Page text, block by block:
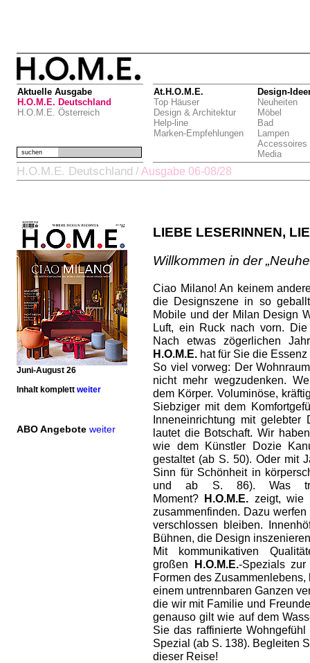
Aktuelle Ausgabe
H.O.M.E. Deutschland
H.O.M.E. Österreich
At.H.O.M.E.
Top Häuser
Design & Architektur
Help-line
Marken-Empfehlungen
Design-
Neuheiten
Möbel
Bad
Lampen
Accessoires
Media
suchen
H.O.M.E. Deutschland / Ausgabe 06-08/28
Juni-August 26
Inhalt komplett weiter
ABO Angebote weiter
LIEBE LESERINNEN,
Willkommen in der
Ciao Milano! An keinem
die Designszene in so
Mobile und der Milan Design
Luft, ein Ruck nach vorn.
Nach etwas zögerlichen
H.O.M.E. hat für Sie die
So viel vorweg: Der
nicht mehr wegzudenken.
dem Körper. Voluminöse,
Siebziger mit dem
Inneneinrichtung mit gelebter
lautet die Botschaft. Wir
wie dem Künstler Dozie
gestaltet (ab S. 50). Oder mit
Sinn für Schönheit in
und ab S. 86). Was
Moment? H.O.M.E. zeigt, wie
zusammenfinden. Dazu
verschlossen bleiben.
Bühnen, die Design
Mit kommunikativen
großen H.O.M.E.-Spezials
Formen des
einem untrennbaren Ganzen
die wir mit Familie und
genauso gilt wie auf dem
Sie das raffinierte
Spezial (ab S. 138). Begleiten
dieser Reise!